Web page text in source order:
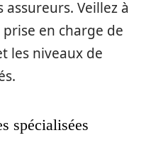
Veillez à
en charge de
les niveaux de
spécialisées